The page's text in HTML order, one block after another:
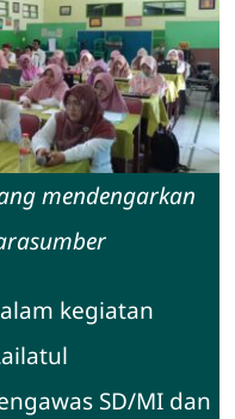
mendengarkan
kegiatan
SD/MI dan